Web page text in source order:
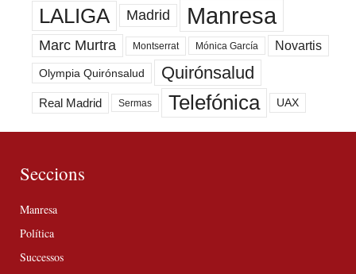
LALIGA Madrid Manresa
Marc Murtra Montserrat Mónica García Novartis
Olympia Quirónsalud Quirónsalud
Real Madrid Sermas Telefónica UAX
Seccions
Manresa
Política
Successos